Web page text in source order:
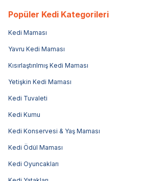
Popüler Kedi Kategorileri
Kedi Maması
Yavru Kedi Maması
Kısırlaştırılmış Kedi Maması
Yetişkin Kedi Maması
Kedi Tuvaleti
Kedi Kumu
Kedi Konservesi & Yaş Maması
Kedi Ödül Maması
Kedi Oyuncakları